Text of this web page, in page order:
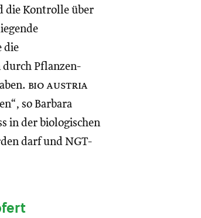
die Kontrolle über
die
Pflanzen-
bio austria
so Barbara
in der biologischen
darf und NGT-